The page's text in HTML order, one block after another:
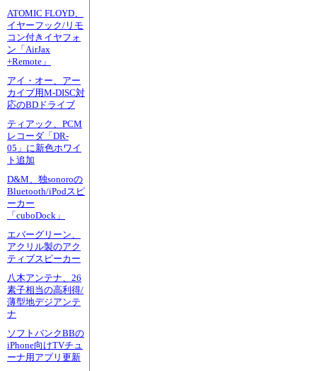
ATOMIC FLOYD、
イヤーフック/リモ
コン付きイヤフォ
ン「AirJax
+Remote」
アイ・オー、アー
カイブ用M-DISC対
応のBDドライブ
ティアック、PCM
レコーダ「DR-
05」に新色ホワイ
ト追加
D&M、独sonoroの
Bluetooth/iPodスピ
ーカー
「cuboDock」
エバーグリーン、
アクリル製のアク
ティブスピーカー
八木アンテナ、26
素子相当の高利得/
薄型地デジアンテ
ナ
ソフトバンクBBの
iPhone向けTVチュ
ーナ用アプリ更新